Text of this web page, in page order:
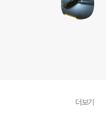
더보기